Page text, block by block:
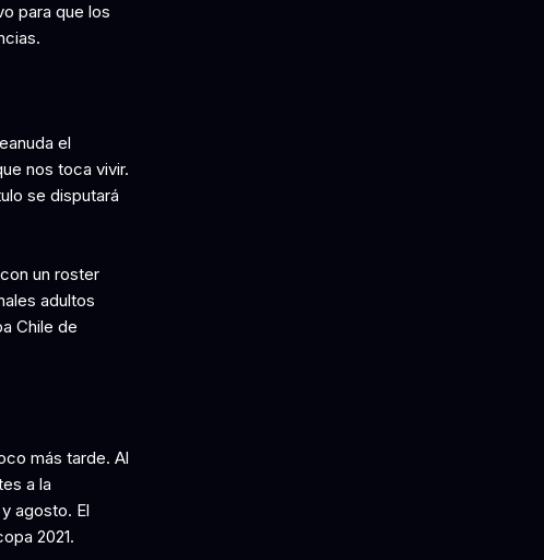
para que los
el
nos toca vivir.
se disputará
un roster
adultos
Chile de
más tarde. Al
a la
agosto. El
2021.